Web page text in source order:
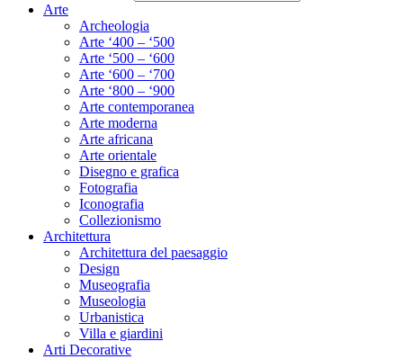
Arte
Archeologia
Arte ‘400 – ‘500
Arte ‘500 – ‘600
Arte ‘600 – ‘700
Arte ‘800 – ‘900
Arte contemporanea
Arte moderna
Arte africana
Arte orientale
Disegno e grafica
Fotografia
Iconografia
Collezionismo
Architettura
Architettura del paesaggio
Design
Museografia
Museologia
Urbanistica
Villa e giardini
Arti Decorative